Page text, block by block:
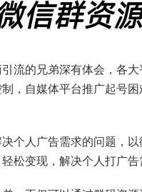
流的兄弟深有体会，各
，自媒体平台推广起号
个人广告需求的问题，
松变现，解决个人打广